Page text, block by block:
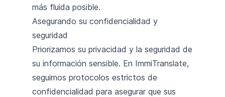
más fluida posible.
Asegurando su confidencialidad y
seguridad
Priorizamos su privacidad y la seguridad de
su información sensible. En ImmiTranslate,
seguimos protocolos estrictos de
confidencialidad para asegurar que sus